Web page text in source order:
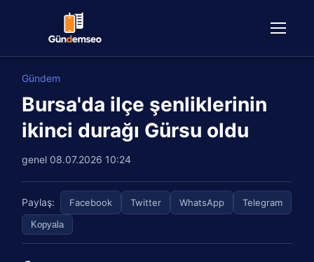
Gündem
Bursa'da ilçe şenliklerinin
ikinci durağı Gürsu oldu
genel 08.07.2026 10:24
Paylaş: Facebook Twitter WhatsApp Telegram
Kopyala